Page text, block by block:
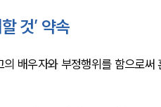
것’ 약속
배우자와 부정행위를 함으로